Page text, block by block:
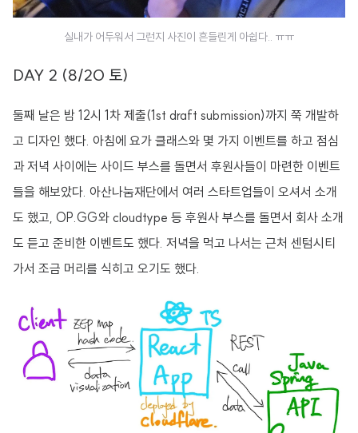
실내가 어두워서 그런지 사진이 흔들린게 아쉽다.. ㅠㅠ
DAY 2 (8/20 토)
둘째 날은 밤 12시 1차 제출(1st draft submission)까지 쭉 개발하
고 디자인 했다. 아침에 요가 클래스와 몇 가지 이벤트를 하고 점심
과 저녁 사이에는 사이드 부스를 돌면서 후원사들이 마련한 이벤트
들을 해보았다. 아산나눔재단에서 여러 스타트업들이 오셔서 소개
도 했고, OP.GG와 cloudtype 등 후원사 부스를 돌면서 회사 소개
도 듣고 준비한 이벤트도 했다. 저녁을 먹고 나서는 근처 센텀시티
가서 조금 머리를 식히고 오기도 했다.